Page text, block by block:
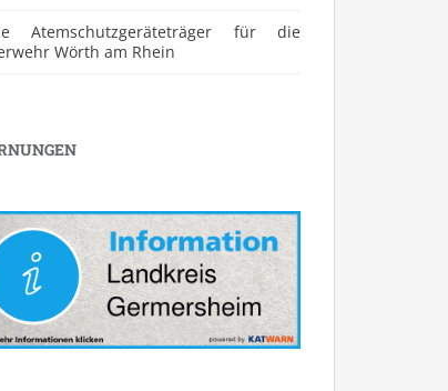
Atemschutzgeräteträger für die
Wörth am Rhein